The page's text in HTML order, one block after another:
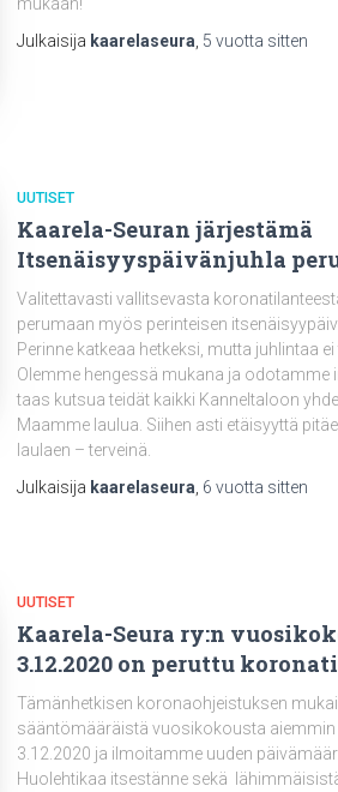
Julkaisija kaarelaseura 5 vuotta sitten
UUTISET
Kaarela-Seuran järjestämä
Itsenäisyyspäivänjuhla
Valitettavasti vallitsevasta
perumaan myös perinteisen
Perinne katkeaa hetkeksi, mutta juhlintaa
Olemme hengessä mukana ja odotamme
taas kutsua teidät kaikki Kanneltaloon
Maamme laulua. Siihen asti etäisyyttä
laulaen – terveinä.
Julkaisija kaarelaseura 6 vuotta sitten
UUTISET
Kaarela-Seura ry:n
3.12.2020 on peruttu
Tämänhetkisen koronaohjeistuksen
sääntömääräistä vuosikokousta
3.12.2020 ja ilmoitamme uuden
Huolehtikaa itsestänne sekä